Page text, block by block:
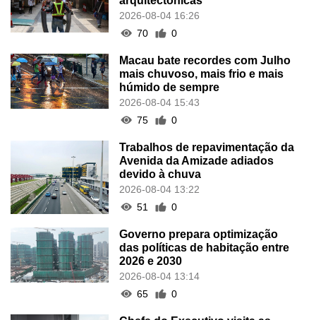
2026-08-04 16:26
70
0
Macau bate recordes com Julho
mais chuvoso, mais frio e mais
húmido de sempre
2026-08-04 15:43
75
0
Trabalhos de repavimentação da
Avenida da Amizade adiados
devido à chuva
2026-08-04 13:22
51
0
Governo prepara optimização
das políticas de habitação entre
2026 e 2030
2026-08-04 13:14
65
0